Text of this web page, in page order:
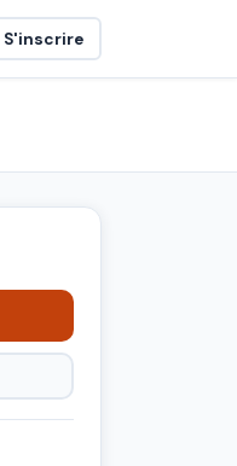
S'inscrire